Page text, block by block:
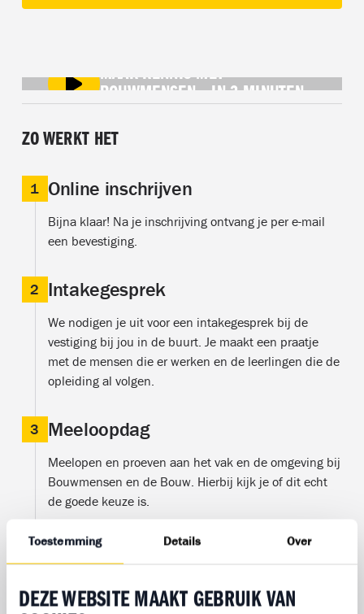
Toestemming Details Over
DEZE WEBSITE MAAKT GEBRUIK VAN
MAAK KENNIS MET
BOUWMENSEN IN 3 MINUTEN
ZO WERKT HET
1 Online inschrijven
Bijna klaar! Na je inschrijving ontvang je per e-mail
een bevestiging.
2 Intakegesprek
We nodigen je uit voor een intakegesprek bij de
vestiging bij jou in de buurt. Je maakt een praatje
met de mensen die er werken en de leerlingen die de
opleiding al volgen.
3 Meeloopdag
Meelopen en proeven aan het vak en de omgeving bij
Bouwmensen en de Bouw. Hierbij kijk je of dit echt
de goede keuze is.
4 Start opleiding
beginnen met je opleiding.